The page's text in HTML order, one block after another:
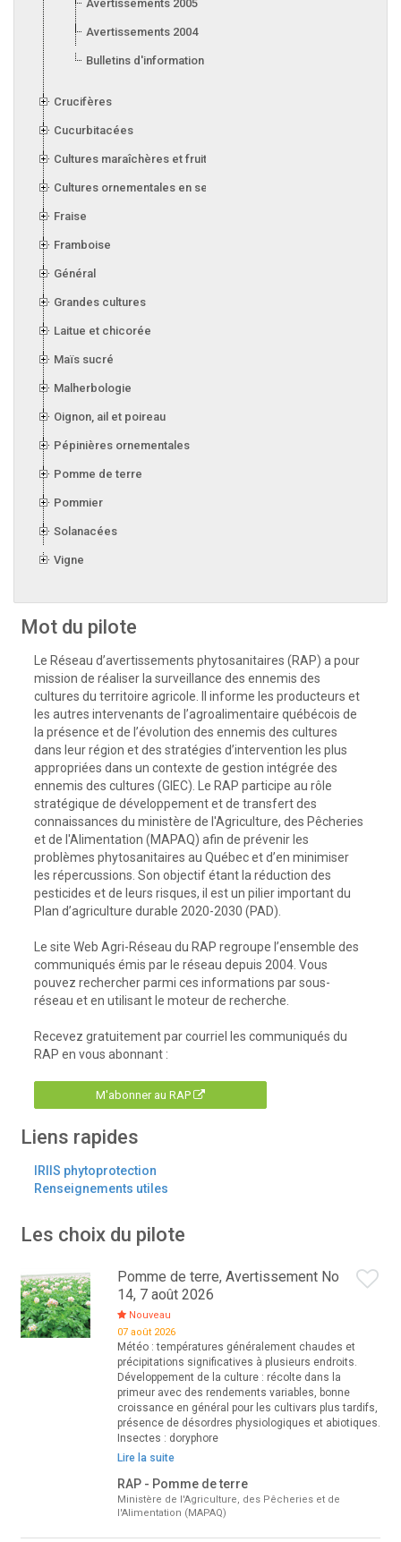
Avertissements 2005
Avertissements 2004
Bulletins d'information 2004
Crucifères
Cucurbitacées
Cultures maraîchères et fruitières en serre
Cultures ornementales en serre
Fraise
Framboise
Général
Grandes cultures
Laitue et chicorée
Maïs sucré
Malherbologie
Oignon, ail et poireau
Pépinières ornementales
Pomme de terre
Pommier
Solanacées
Vigne
Mot du pilote
Le Réseau d’avertissements phytosanitaires (RAP) a pour
mission de réaliser la surveillance des ennemis des
cultures du territoire agricole. Il informe les producteurs et
les autres intervenants de l’agroalimentaire québécois de
la présence et de l’évolution des ennemis des cultures
dans leur région et des stratégies d’intervention les plus
appropriées dans un contexte de gestion intégrée des
ennemis des cultures (GIEC). Le RAP participe au rôle
stratégique de développement et de transfert des
connaissances du ministère de l'Agriculture, des Pêcheries
et de l'Alimentation (MAPAQ) afin de prévenir les
problèmes phytosanitaires au Québec et d’en minimiser
les répercussions. Son objectif étant la réduction des
pesticides et de leurs risques, il est un pilier important du
Plan d’agriculture durable 2020-2030 (PAD).
Le site Web Agri-Réseau du RAP regroupe l’ensemble des
communiqués émis par le réseau depuis 2004. Vous
pouvez rechercher parmi ces informations par sous-
réseau et en utilisant le moteur de recherche.
Recevez gratuitement par courriel les communiqués du
RAP en vous abonnant :
M'abonner au RAP
Liens rapides
IRIIS phytoprotection
Renseignements utiles
Les choix du pilote
Pomme de terre, Avertissement No
14, 7 août 2026
Nouveau
07 août 2026
Météo : températures généralement chaudes et
précipitations significatives à plusieurs endroits.
Développement de la culture : récolte dans la
primeur avec des rendements variables, bonne
croissance en général pour les cultivars plus tardifs,
présence de désordres physiologiques et abiotiques.
Insectes : doryphore
Lire la suite
RAP - Pomme de terre
Ministère de l'Agriculture, des Pêcheries et de
l'Alimentation (MAPAQ)